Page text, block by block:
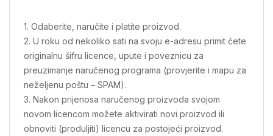
1. Odaberite, naručite i platite proizvod.
2. U roku od nekoliko sati na svoju e-adresu primit ćete
originalnu šifru licence, upute i poveznicu za
preuzimanje naručenog programa (provjerite i mapu za
neželjenu poštu – SPAM).
3. Nakon prijenosa naručenog proizvoda svojom
novom licencom možete aktivirati novi proizvod ili
obnoviti (produljiti) licencu za postojeći proizvod.